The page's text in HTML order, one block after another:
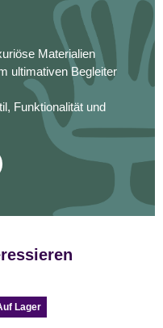
Materialien
ultimativen Begleiter
Funktionalität und
Lager